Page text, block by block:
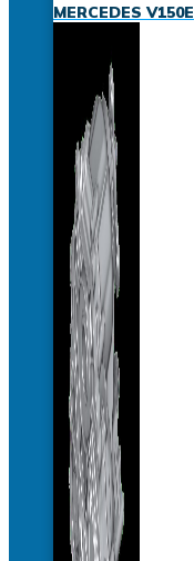
MERCEDES V150E